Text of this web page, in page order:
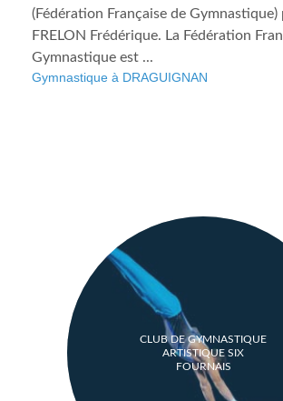
(Fédération Française de Gymnastique)
FRELON Frédérique. La Fédération
Gymnastique est ...
Gymnastique à DRAGUIGNAN
CLUB DE GYMNASTIQUE
ARTISTIQUE SIX
FOURNAIS